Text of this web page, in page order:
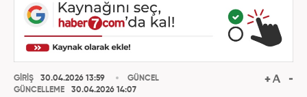
GİRİŞ
30.04.2026 13:59
GÜNCELLEME
30.04.2026 14:07
GÜNCEL